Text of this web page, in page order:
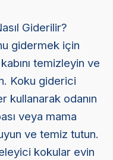
Giderilir?
gidermek için
temizleyin ve
Koku giderici
kullanarak odanın
veya mama
ve temiz tutun.
kokular evin